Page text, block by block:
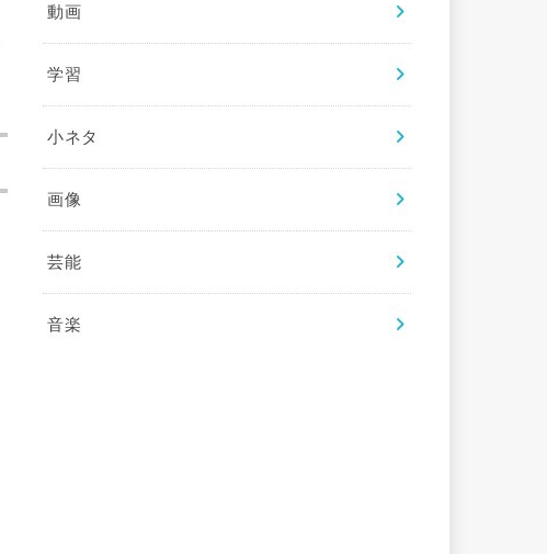
動画
学習
小ネタ
画像
芸能
音楽